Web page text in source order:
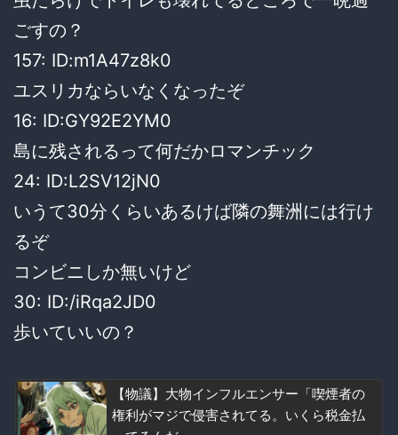
ごすの？
157: ID:m1A47z8k0
ユスリカならいなくなったぞ
16: ID:GY92E2YM0
島に残されるって何だかロマンチック
24: ID:L2SV12jN0
いうて30分くらいあるけば隣の舞洲には行け
るぞ
コンビニしか無いけど
30: ID:/iRqa2JD0
歩いていいの？
【物議】大物インフルエンサー「喫煙者の
権利がマジで侵害されてる。いくら税金払